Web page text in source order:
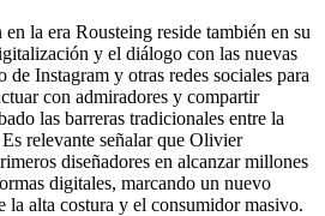
la era Rousteing reside también en su
y el diálogo con las nuevas
Instagram y otras redes sociales para
con admiradores y compartir
las barreras tradicionales entre la
relevante señalar que Olivier
diseñadores en alcanzar millones
digitales, marcando un nuevo
la alta costura y el consumidor masivo.